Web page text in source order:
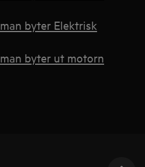
byter Elektrisk
byter ut motorn